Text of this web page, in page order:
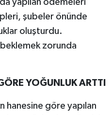
yapılan ödemeleri
şubeler önünde
oluşturdu.
zorunda
YOĞUNLUK ARTTI
hanesine göre yapılan